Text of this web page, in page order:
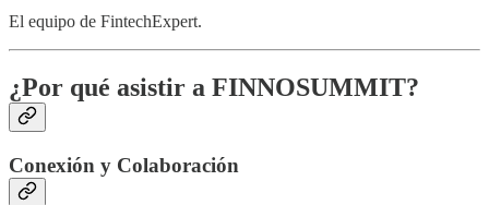
El equipo de FintechExpert.
¿Por qué asistir a FINNOSUMMIT?
Conexión y Colaboración